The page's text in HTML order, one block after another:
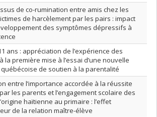
de co-rumination entre amis chez les
de harcèlement par les pairs : impact
des symptômes dépressifs à
ans : appréciation de l’expérience des
la première mise à l’essai d’une nouvelle
de soutien à la parentalité
entre l’importance accordée à la réussite
les parents et l’engagement scolaire des
haïtienne au primaire : l’effet
de la relation maître-élève